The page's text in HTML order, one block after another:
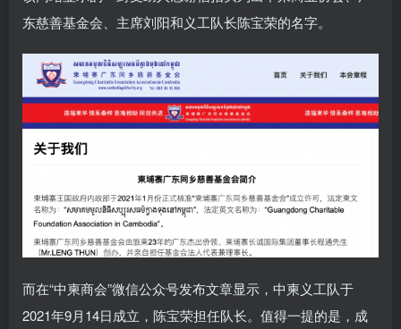
东慈善基金会、主席刘阳和义工队长陈宝荣的名字。
而在“中柬商会”微信公众号发布文章显示，中柬义工队于
2021年9月14日成立，陈宝荣担任队长。值得一提的是，成